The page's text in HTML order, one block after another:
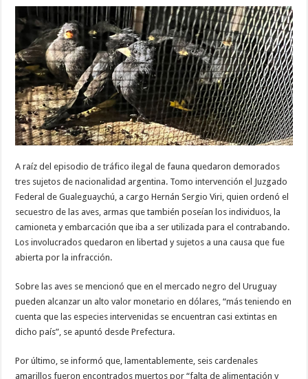
A raíz del episodio de tráfico ilegal de fauna quedaron demorados
tres sujetos de nacionalidad argentina. Tomo intervención el Juzgado
Federal de Gualeguaychú, a cargo Hernán Sergio Viri, quien ordenó el
secuestro de las aves, armas que también poseían los individuos, la
camioneta y embarcación que iba a ser utilizada para el contrabando.
Los involucrados quedaron en libertad y sujetos a una causa que fue
abierta por la infracción.
Sobre las aves se mencionó que en el mercado negro del Uruguay
pueden alcanzar un alto valor monetario en dólares, “más teniendo en
cuenta que las especies intervenidas se encuentran casi extintas en
dicho país”, se apuntó desde Prefectura.
Por último, se informó que, lamentablemente, seis cardenales
amarillos fueron encontrados muertos por “falta de alimentación y